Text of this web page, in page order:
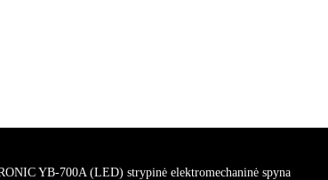
YB-700A (LED) strypinė elektromechaninė spyna